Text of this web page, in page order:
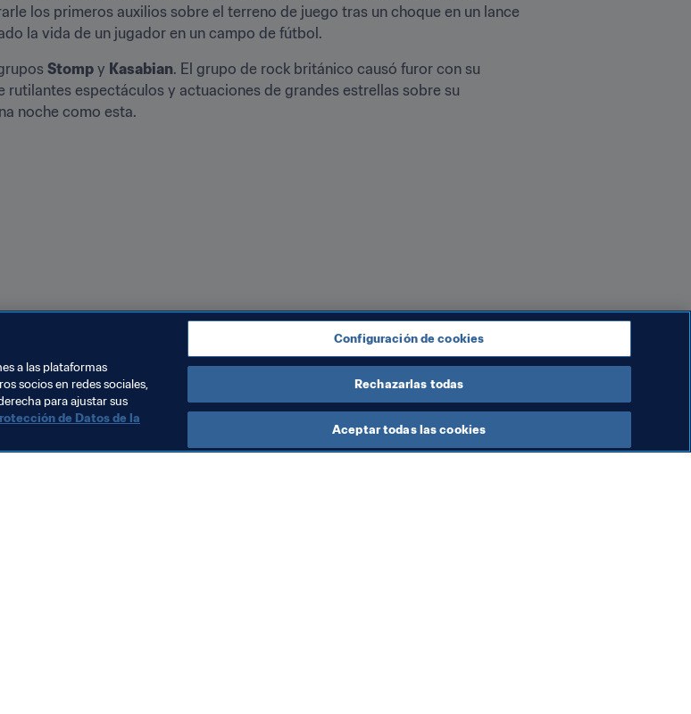
los primeros auxilios sobre el terreno de juego tras un choque en un lance
la vida de un jugador en un campo de fútbol.
Stomp y Kasabian. El grupo de rock británico causó furor con su
rutilantes espectáculos y actuaciones de grandes estrellas sobre su
noche como esta.
Sergio Ramos, Marcelo; Toni Kroos, Andrés Iniesta, Luka Modric; Cristiano
a las plataformas
socios en redes sociales,
para ajustar sus
de Datos de la
Configuración de cookies
Rechazarlas todas
Aceptar todas las cookies